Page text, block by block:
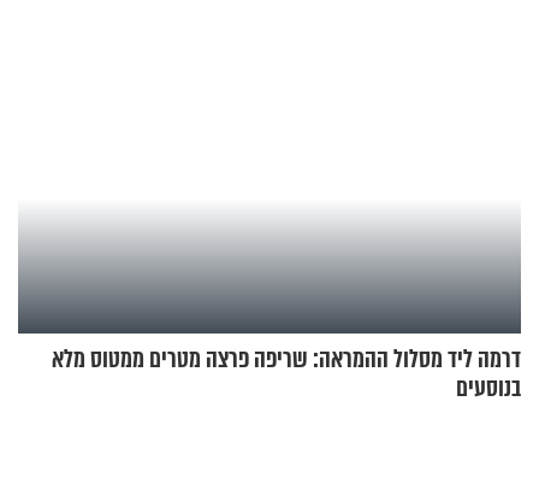
דרמה ליד מסלול ההמראה: שריפה פרצה מטרים ממטוס מלא
בנוסעים